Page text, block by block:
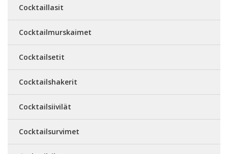
Cocktaillasit
Cocktailmurskaimet
Cocktailsetit
Cocktailshakerit
Cocktailsiivilät
Cocktailsurvimet